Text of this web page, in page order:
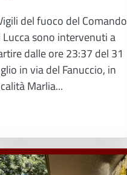
del fuoco del Comando
Lucca sono intervenuti a
dalle ore 23:37 del 31
in via del Fanuccio, in
Marlia...